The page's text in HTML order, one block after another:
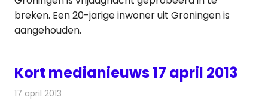
breken. Een 20-jarige inwoner uit Groningen is
aangehouden.
Kort medianieuws 17 april 2013
17 april 2013